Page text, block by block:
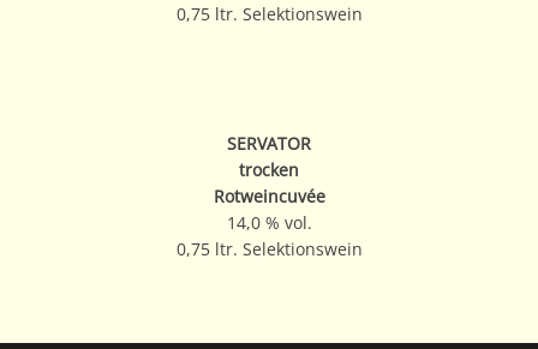
0,75 ltr. Selektionswein
SERVATOR
trocken
Rotweincuvée
14,0 % vol.
0,75 ltr. Selektionswein